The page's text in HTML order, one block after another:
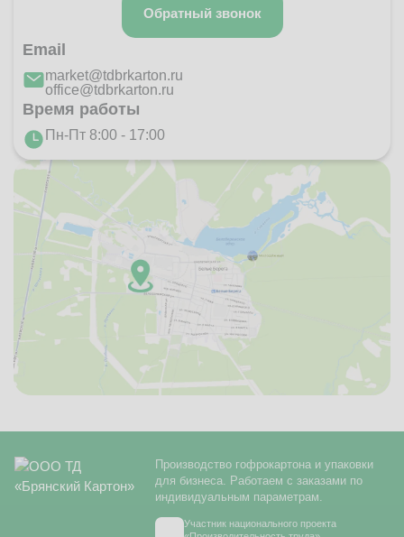
Обратный звонок
Email
market@tdbrkarton.ru
office@tdbrkarton.ru
Время работы
Пн-Пт 8:00 - 17:00
Производство гофрокартона и упаковки
для бизнеса. Работаем с заказами по
индивидуальным параметрам.
Участник национального проекта